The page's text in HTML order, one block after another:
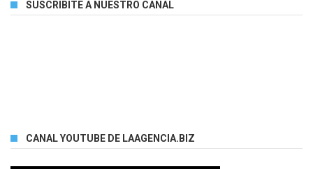
SUSCRIBITE A NUESTRO CANAL
CANAL YOUTUBE DE LAAGENCIA.BIZ